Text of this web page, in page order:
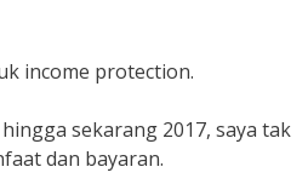
income protection.
sekarang 2017, saya tak
dan bayaran.